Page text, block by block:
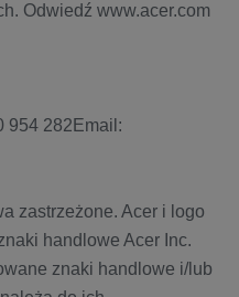
Odwiedź www.acer.com
954 282Email:
zastrzeżone. Acer i logo
handlowe Acer Inc.
znaki handlowe i/lub